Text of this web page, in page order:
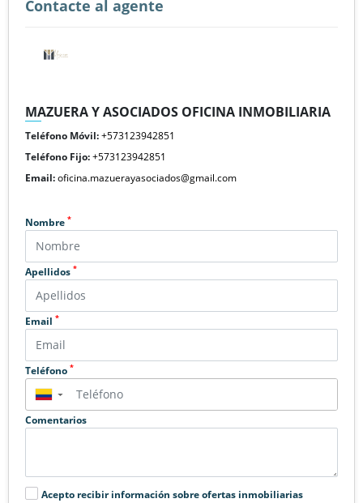
Contacte al agente
MAZUERA Y ASOCIADOS OFICINA INMOBILIARIA
Teléfono Móvil:+573123942851
Teléfono Fijo:+573123942851
Email:oficina.mazuerayasociados@gmail.com
Nombre *
Apellidos *
Email *
Teléfono *
▼
Comentarios
Acepto recibir información sobre ofertas inmobiliarias